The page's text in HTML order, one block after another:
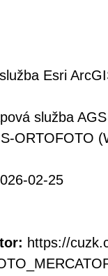
Esri
služba
ORTOFOTO
02-25
https://